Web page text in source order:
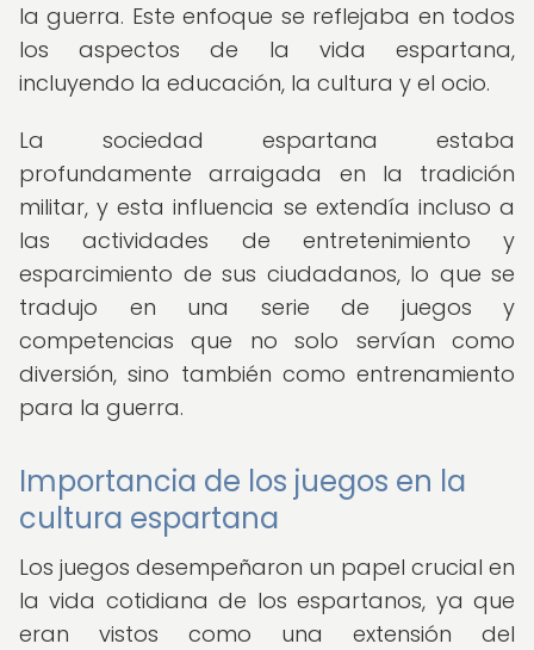
la guerra. Este enfoque se reflejaba en todos
los aspectos de la vida espartana,
incluyendo la educación, la cultura y el ocio.
La sociedad espartana estaba
profundamente arraigada en la tradición
militar, y esta influencia se extendía incluso a
las actividades de entretenimiento y
esparcimiento de sus ciudadanos, lo que se
tradujo en una serie de juegos y
competencias que no solo servían como
diversión, sino también como entrenamiento
para la guerra.
Importancia de los juegos en la
cultura espartana
Los juegos desempeñaron un papel crucial en
la vida cotidiana de los espartanos, ya que
eran vistos como una extensión del